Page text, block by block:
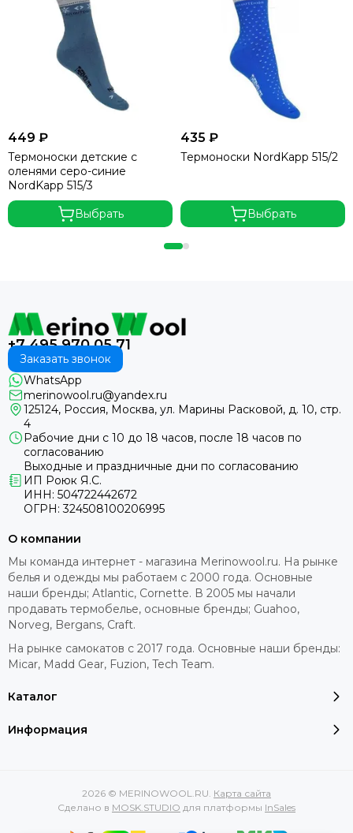
449 ₽
Термоноски детские с
оленями серо-синие
NordKapp 515/3
Выбрать
435 ₽
Термоноски NordKapp 515/2
Выбрать
+7 495 970 05 71
Заказать звонок
WhatsApp
merinowool.ru@yandex.ru
125124, Россия, Москва, ул. Марины Расковой, д. 10, стр.
4
Рабочие дни с 10 до 18 часов, после 18 часов по
согласованию
Выходные и праздничные дни по согласованию
ИП Роюк Я.С.
ИНН: 504722442672
ОГРН: 324508100206995
Каталог
Информация
О компании
Мы команда интернет - магазина Merinowool.ru. На рынке
белья и одежды мы работаем с 2000 года. Основные
наши бренды; Atlantic, Cornette. В 2005 мы начали
продавать термобелье, основные бренды; Guahoo,
Norveg, Bergans, Craft.
На рынке самокатов с 2017 года. Основные наши бренды:
Micar, Madd Gear, Fuzion, Tech Team.
2026 © MERINOWOOL.RU. Карта сайта
Сделано в MOSK.STUDIO для платформы InSales